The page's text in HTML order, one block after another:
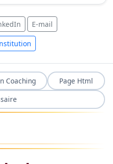
E-mail
Coaching
Page Html